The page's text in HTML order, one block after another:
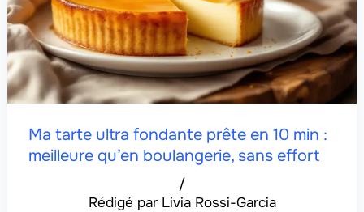
Ma tarte ultra fondante prête en 10 min :
meilleure qu’en boulangerie, sans effort
Livia Rossi-Garcia
/